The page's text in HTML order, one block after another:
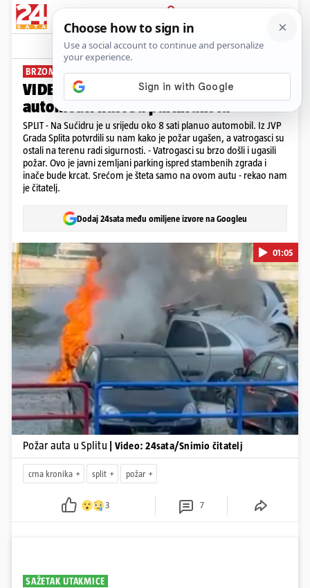
PRIJAVA
News Komentari
BRZOM INTERVENCIJOM GA UGASILI
VIDEO Buktinja u Splitu: Planuo
automobil nasred parkirališta
SPLIT - Na Sućidru je u srijedu oko 8 sati planuo automobil. Iz JVP
Grada Splita potvrdili su nam kako je požar ugašen, a vatrogasci su
ostali na terenu radi sigurnosti. - Vatrogasci su brzo došli i ugasili
požar. Ovo je javni zemljani parking ispred stambenih zgrada i
inače bude krcat. Srećom je šteta samo na ovom autu - rekao nam
je čitatelj.
Dodaj 24sata među omiljene izvore na Googleu
Pokretanje videa...
01:05
Požar auta u Splitu | Video: 24sata/Snimio čitatelj
crna kronika split požar
3 7
SAŽETAK UTAKMICE